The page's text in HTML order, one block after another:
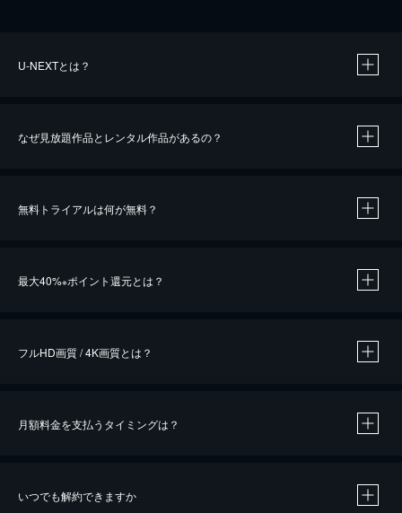
U-NEXTとは？
なぜ見放題作品とレンタル作品があるの？
無料トライアルは何が無料？
最大40%※ポイント還元とは？
※40％ポイント還元の対象は、クレジットカード決済による作品の購入 / レンタルです。
フルHD画質 / 4K画質とは？
月額料金を支払うタイミングは？
いつでも解約できますか